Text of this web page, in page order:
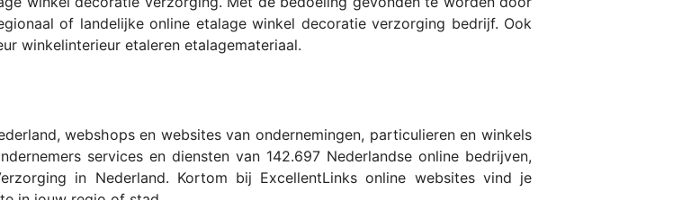
of landelijke online etalage winkel decoratie verzorging bedrijf. Ook
winkelinterieur etaleren etalagemateriaal.
webshops en websites van ondernemingen, particulieren en winkels
services en diensten van 142.697 Nederlandse online bedrijven,
in Nederland. Kortom bij ExcellentLinks online websites vind je